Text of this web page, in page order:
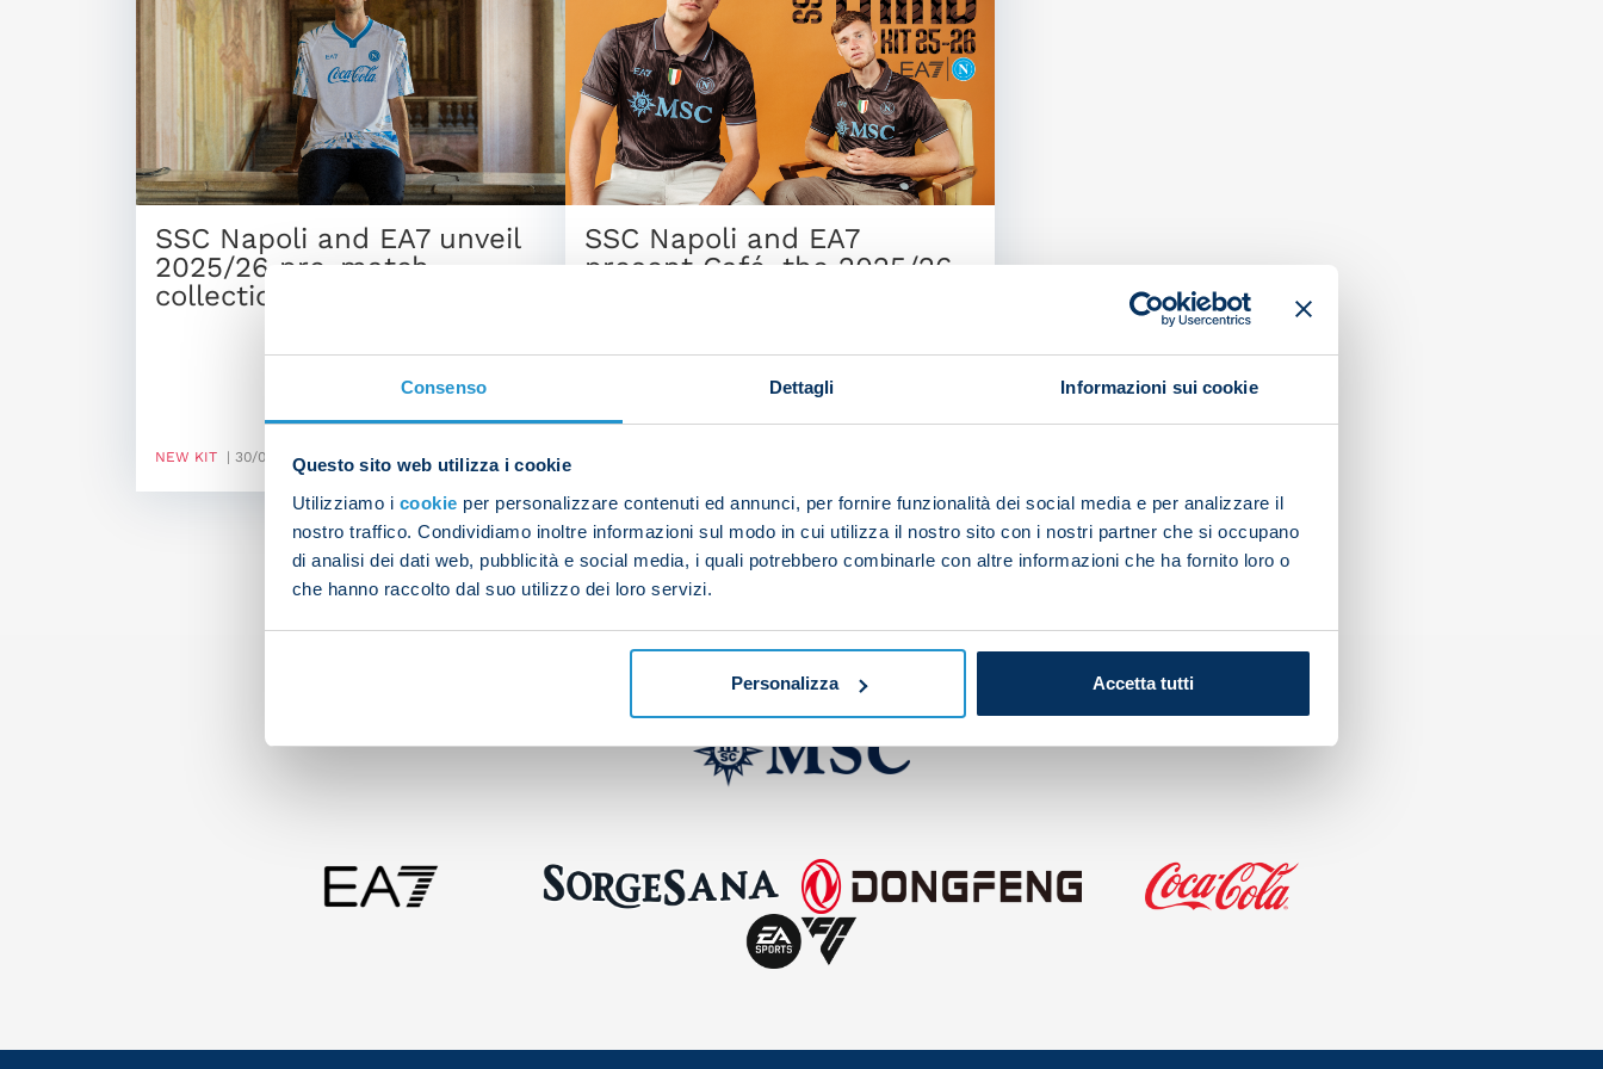
Consenso Dettagli Informazioni sui cookie
Questo sito web utilizza i cookie
Utilizziamo i cookie per personalizzare contenuti ed annunci, per fornire funzionalità dei social media e per analizzare il
nostro traffico. Condividiamo inoltre informazioni sul modo in cui utilizza il nostro sito con i nostri partner che si occupano
di analisi dei dati web, pubblicità e social media, i quali potrebbero combinarle con altre informazioni che ha fornito loro o
che hanno raccolto dal suo utilizzo dei loro servizi.
Personalizza Accetta tutti
SSC Napoli and EA7 unveil
2025/26 pre-match
collection
NEW KIT | 30/08/2025
SSC Napoli and EA7
present Café, the 2025/26